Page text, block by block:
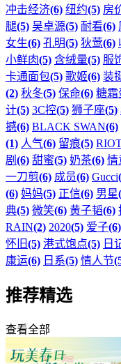
冲击经济(6) 纽约(5) 房
腿(5) 吴卓源(5) 耐看(6)
女生(6) 孔明(5) 狄莺(6)
小鲜肉(5) 含绒量(5) 服
卡通面包(5) 歌姬(6) 装
(2) 秋冬(5) 保命(6) 糖霜
计(5) 3C控(5) 狮子座(5)
撼(6) BLACK SWAN(6)
(1) 人气(6) 留痕(5)
剧 (6) 甜蜜(5) 奶茶(6) 情
一刀剪(6) 成员(6) Gucci
(6) 妈妈(5) 正信(6) 男星
典(5) 微笑(6) 黄子韬(6)
RAIN(2) 2020(5) 爱子(6)
怀旧(5) 港式饱点(5) 日
康运(6) 日系(5) 情人节
推荐精选
查看全部